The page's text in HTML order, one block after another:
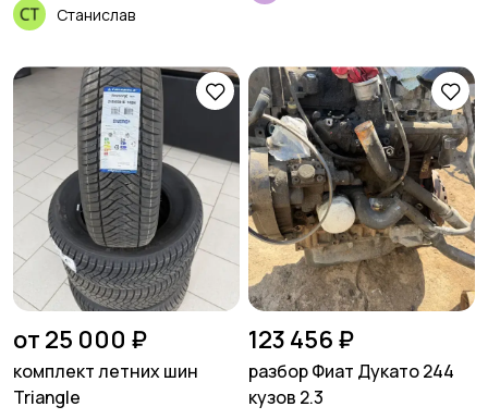
Станислав
от 25 000 ₽
комплект летних шин
Triangle
123 456 ₽
разбор Фиат Дукато 244
кузов 2.3